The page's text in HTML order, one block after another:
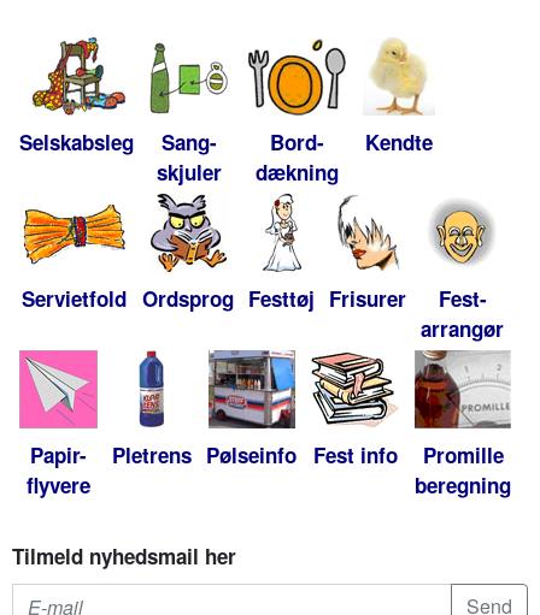
Selskabsleg
Sang-
skjuler
Bord-
dækning
Kendte
Servietfold Ordsprog Festtøj Frisurer
Fest-
arrangør
Papir-
flyvere
Pletrens Pølseinfo Fest info
Promille
beregning
Tilmeld nyhedsmail her